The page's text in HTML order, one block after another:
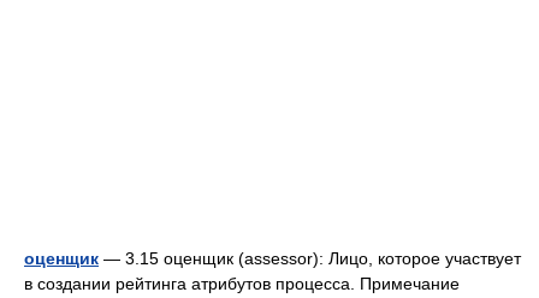
оценщик — 3.15 оценщик (assessor): Лицо, которое участвует
в создании рейтинга атрибутов процесса. Примечание